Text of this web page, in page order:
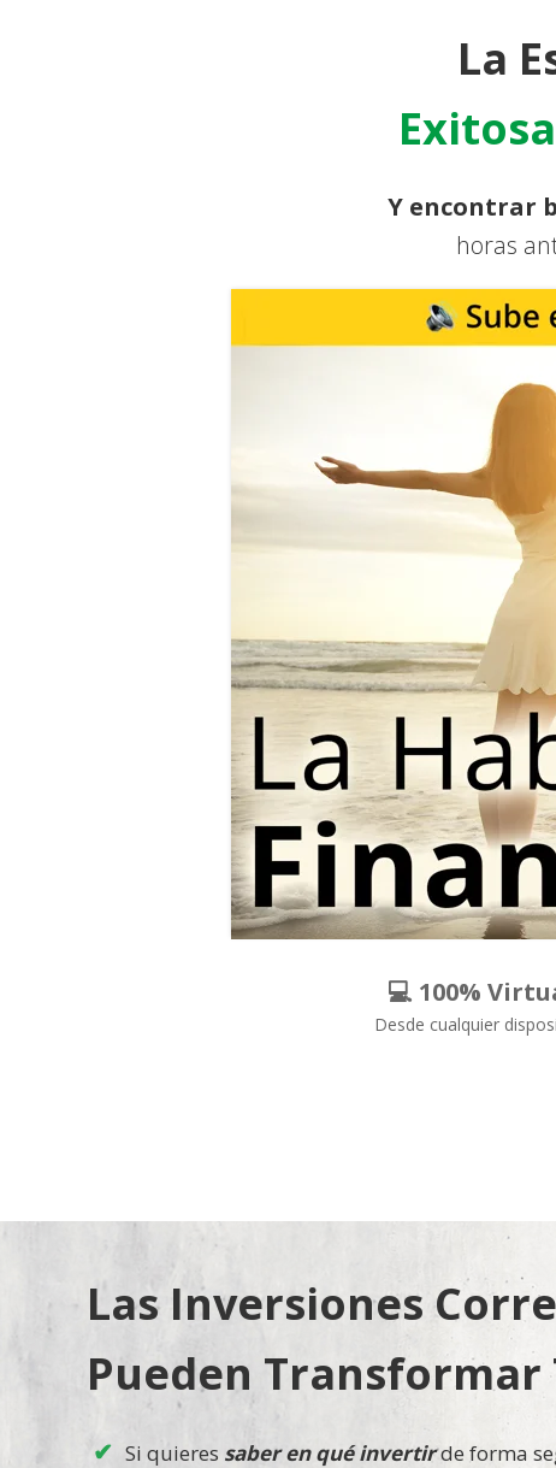
La
Y encontrar
horas
💻 100%
Desde cualquier
Las Inversiones
Pueden Transformar
Si quieres saber en qué invertirde forma